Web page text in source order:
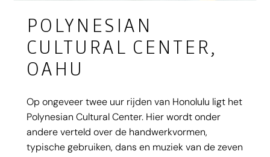
POLYNESIAN
CULTURAL CENTER,
OAHU
Op ongeveer twee uur rijden van Honolulu ligt het
Polynesian Cultural Center. Hier wordt onder
andere verteld over de handwerkvormen,
typische gebruiken, dans en muziek van de zeven